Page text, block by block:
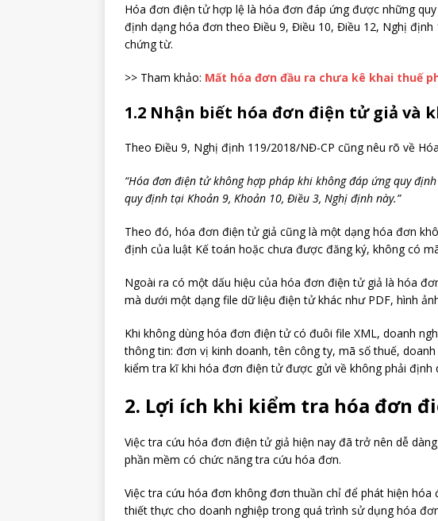
Hóa đơn điện tử hợp lệ là hóa đơn đáp ứng được những
định dạng hóa đơn theo Điều 9, Điều 10, Điều 12, Nghị
chứng từ.
>> Tham khảo: Mất hóa đơn đầu ra chưa kê khai thuế
1.2 Nhận biết hóa đơn điện tử giả và
Theo Điều 9, Nghị định 119/2018/NĐ-CP cũng nêu rõ về
“Hóa đơn điện tử không hợp pháp khi không đáp ứng quy
quy định tại Khoản 9, Khoản 10, Điều 3, Nghị định này.”
Theo đó, hóa đơn điện tử giả cũng là một dạng hóa đơn
định của luật Kế toán hoặc chưa được đăng ký, không có
Ngoài ra có một dấu hiệu của hóa đơn điện tử giả là hóa
mà dưới một dạng file dữ liệu điện tử khác như PDF, hình
Khi không dùng hóa đơn điện tử có đuôi file XML, doanh
thông tin: đơn vị kinh doanh, tên công ty, mã số thuế,
kiểm tra kĩ khi hóa đơn điện tử được gửi về không phải định
2. Lợi ích khi kiểm tra hóa đơn
Việc tra cứu hóa đơn điện tử giả hiện nay đã trở nên dễ
phần mềm có chức năng tra cứu hóa đơn.
Việc tra cứu hóa đơn không đơn thuần chỉ để phát hiện
thiết thực cho doanh nghiệp trong quá trình sử dụng hóa